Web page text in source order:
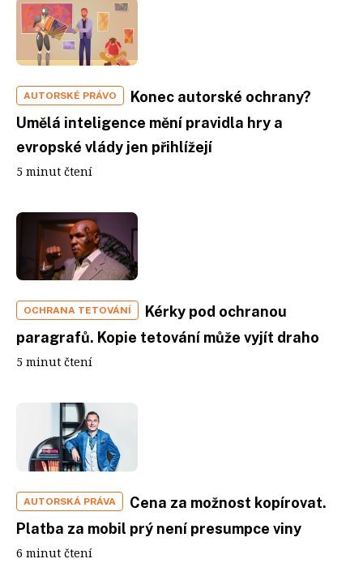
AUTORSKÉ PRÁVO
Konec autorské ochrany?
Umělá inteligence mění pravidla hry a
evropské vlády jen přihlížejí
5 minut čtení
OCHRANA TETOVÁNÍ
Kérky pod ochranou
paragrafů. Kopie tetování může vyjít draho
5 minut čtení
AUTORSKÁ PRÁVA
Cena za možnost kopírovat.
Platba za mobil prý není presumpce viny
6 minut čtení